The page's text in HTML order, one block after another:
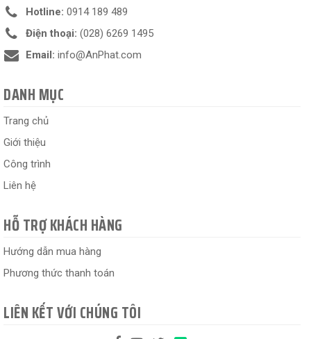
Hotline: 0914 189 489
Điện thoại: (028) 6269 1495
Email: info@AnPhat.com
DANH MỤC
Trang chủ
Giới thiệu
Công trình
Liên hệ
HỖ TRỢ KHÁCH HÀNG
Hướng dẫn mua hàng
Phương thức thanh toán
LIÊN KẾT VỚI CHÚNG TÔI